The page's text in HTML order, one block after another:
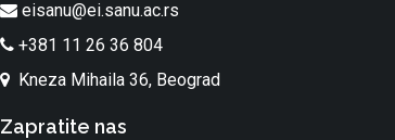
eisanu@ei.sanu.ac.rs
+381 11 26 36 804
Kneza Mihaila 36, Beograd
Zapratite nas